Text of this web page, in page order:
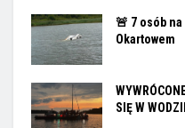
🚨 7 osób
Okartowem
SIĘ W